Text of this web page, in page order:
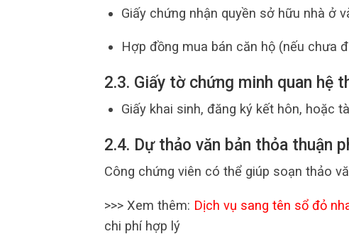
Giấy chứng nhận quyền sở hữu nhà ở
Hợp đồng mua bán căn hộ (nếu chưa
2.3. Giấy tờ chứng minh quan hệ
Giấy khai sinh, đăng ký kết hôn, hoặc
2.4. Dự thảo văn bản thỏa thuận
Công chứng viên có thể giúp soạn thảo
>>> Xem thêm: Dịch vụ sang tên sổ đỏ
chi phí hợp lý